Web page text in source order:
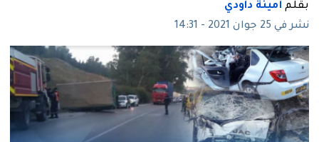
بقلم أمينة داودي
نشر في 25 جوان 2021 - 14:31